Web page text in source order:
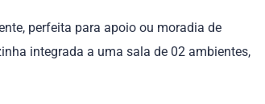
perfeita para apoio ou moradia de
integrada a uma sala de 02 ambientes,